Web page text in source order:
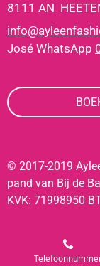
8111 AN
José WhatsApp
© 2017-2019
pand van Bij de
KVK: 71998950